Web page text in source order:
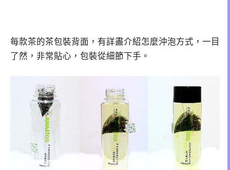
每款茶的茶包裝背面，有詳盡介紹怎麼沖泡方式，一目
了然，非常貼心，包裝從細節下手。